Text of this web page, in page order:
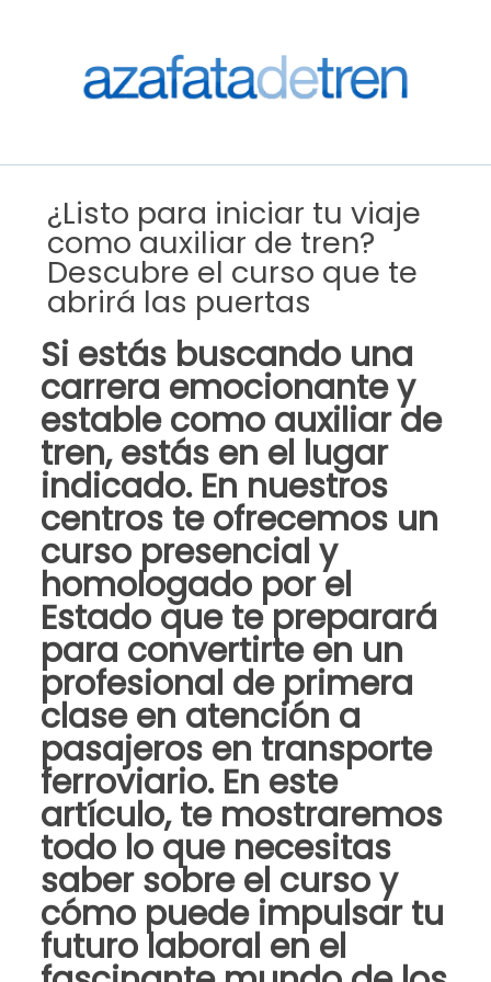
¿Listo para iniciar tu viaje
como auxiliar de tren?
Descubre el curso que te
abrirá las puertas
Si estás buscando una
carrera emocionante y
estable como auxiliar de
tren, estás en el lugar
indicado. En nuestros
centroste ofrecemos un
curso presencial y
homologadopor el
Estado que te preparará
para convertirte en un
profesional de primera
clase en atención a
pasajeros en transporte
ferroviario. En este
artículo, te mostraremos
todo lo que necesitas
saber sobre el curso y
cómo puede impulsar tu
futuro laboral en el